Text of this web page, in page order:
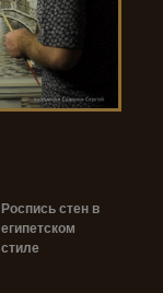
Роспись стен в
египетском
стиле